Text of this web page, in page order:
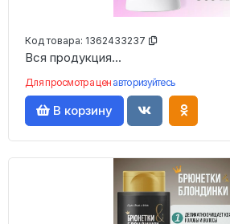
Код товара: 1362433237
Вся продукция...
Для просмотра цен авторизуйтесь
В корзину